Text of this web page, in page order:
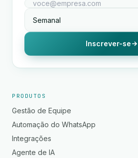
Inscrever-se
PRODUTOS
Gestão de Equipe
Automação do WhatsApp
Integrações
Agente de IA